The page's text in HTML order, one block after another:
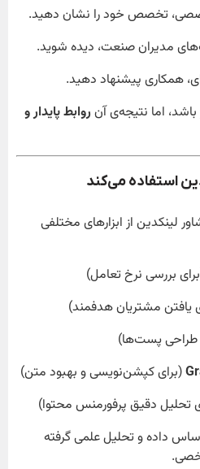
تخصص خود را نشان دهید.
مدیران صنعت، دیده شوید.
همکاری پیشنهاد دهید.
اما نتیجه‌ی آن روابط پایدار و
استفاده می‌کند
لینکدین از ابزارهای مختلفی
بررسی نرخ تعامل)
یافتن مشتریان هدفمند)
طراحی پست‌ها)
(برای کپشن‌نویسی و بهبود متن)
تحلیل دقیق پرفورمنس محتوا)
داده و تحلیل علمی گرفته